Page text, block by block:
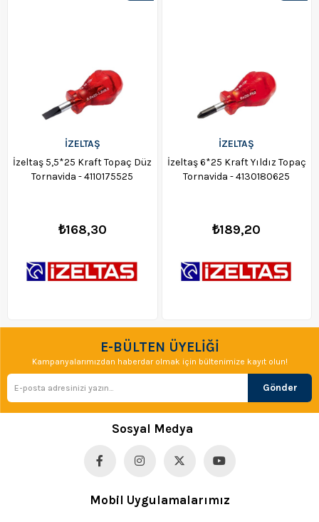
İZELTAŞ
İzeltaş 5,5*25 Kraft Topaç Düz
Tornavida - 4110175525
₺168,30
İZELTAŞ
İzeltaş 6*25 Kraft Yıldız Topaç
Tornavida - 4130180625
₺189,20
E-BÜLTEN ÜYELİĞİ
Kampanyalarımızdan haberdar olmak için bültenimize kayıt olun!
Gönder
Sosyal Medya
Mobil Uygulamalarımız